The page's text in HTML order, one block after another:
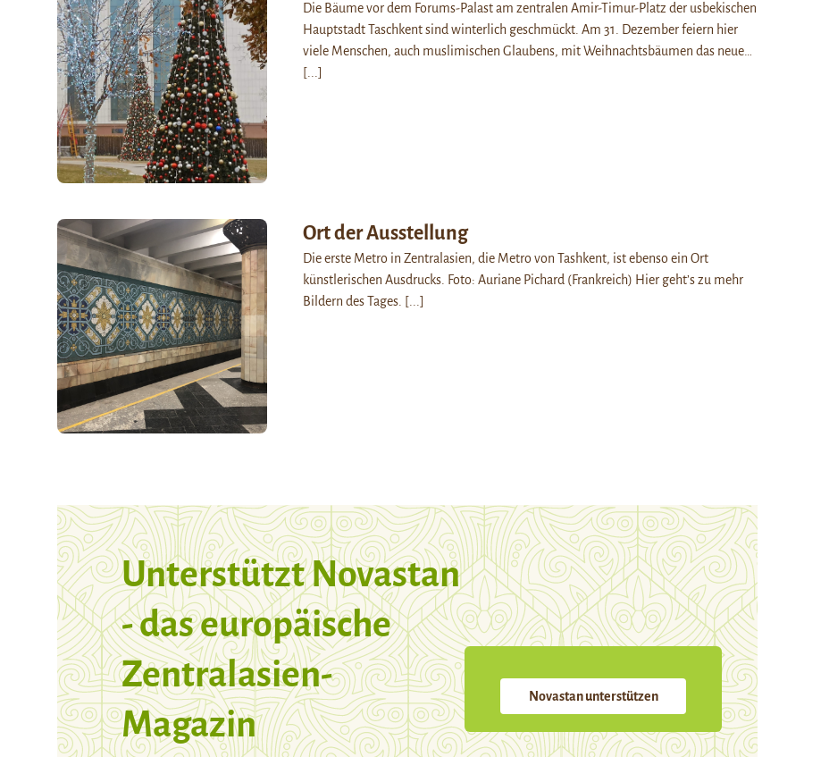
Die Bäume vor dem Forums-Palast am zentralen Amir-Timur-Platz der usbekischen
Hauptstadt Taschkent sind winterlich geschmückt. Am 31. Dezember feiern hier
viele Menschen, auch muslimischen Glaubens, mit Weihnachtsbäumen das neue…
[...]
Ort der Ausstellung
Die erste Metro in Zentralasien, die Metro von Tashkent, ist ebenso ein Ort
künstlerischen Ausdrucks. Foto: Auriane Pichard (Frankreich) Hier geht’s zu mehr
Bildern des Tages. [...]
Unterstützt Novastan
- das europäische
Zentralasien-
Magazin
Novastan unterstützen